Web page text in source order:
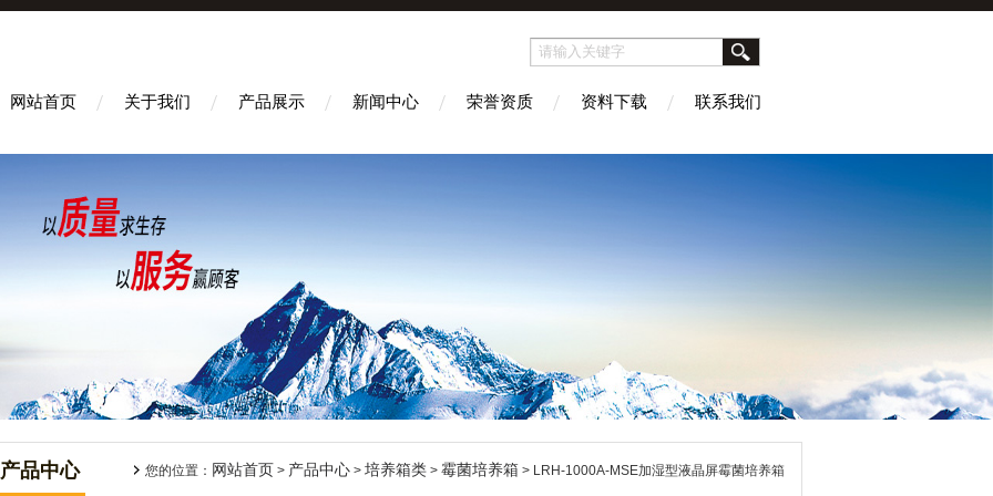
网站首页 关于我们 产品展示 新闻中心 荣誉资质 资料下载 联系我们
产品中心 您的位置： 网站首页 > 产品中心 > 培养箱类 > 霉菌培养箱 > LRH-1000A-MSE加湿型液晶屏霉菌培养箱